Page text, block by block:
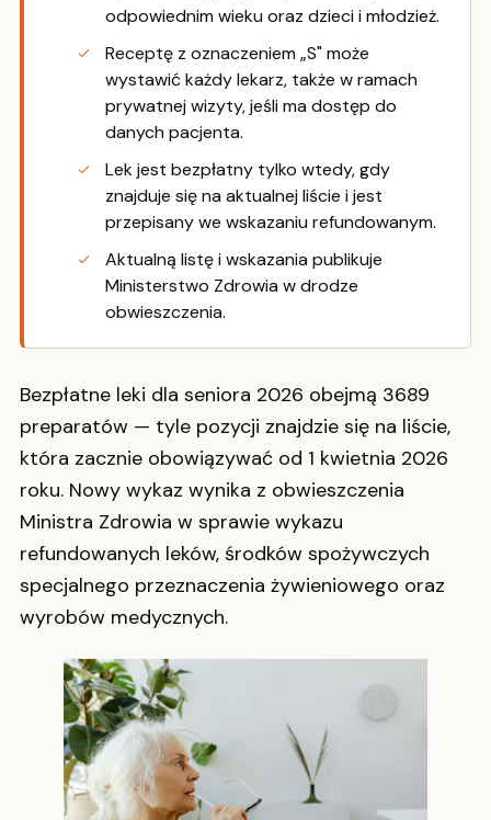
odpowiednim wieku oraz dzieci i młodzież.
Receptę z oznaczeniem „S" może
wystawić każdy lekarz, także w ramach
prywatnej wizyty, jeśli ma dostęp do
danych pacjenta.
Lek jest bezpłatny tylko wtedy, gdy
znajduje się na aktualnej liście i jest
przepisany we wskazaniu refundowanym.
Aktualną listę i wskazania publikuje
Ministerstwo Zdrowia w drodze
obwieszczenia.
Bezpłatne leki dla seniora 2026 obejmą 3689
preparatów — tyle pozycji znajdzie się na liście,
która zacznie obowiązywać od 1 kwietnia 2026
roku. Nowy wykaz wynika z obwieszczenia
Ministra Zdrowia w sprawie wykazu
refundowanych leków, środków spożywczych
specjalnego przeznaczenia żywieniowego oraz
wyrobów medycznych.